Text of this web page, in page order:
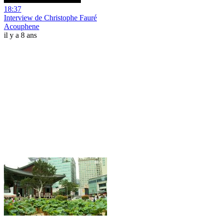
18:37
Interview de Christophe Fauré
Acouphene
il y a 8 ans